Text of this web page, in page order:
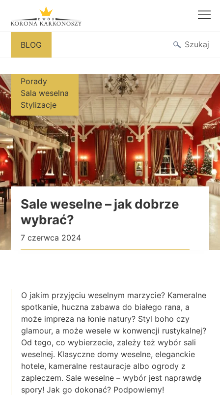
treści
BLOG
Sale weselne – jak dobrze
wybrać?
7 czerwca 2024
Porady
Sala weselna
Stylizacje
O jakim przyjęciu weselnym marzycie? Kameralne
spotkanie, huczna zabawa do białego rana, a
może impreza na łonie natury? Styl boho czy
glamour, a może wesele w konwencji rustykalnej?
Od tego, co wybierzecie, zależy też wybór sali
weselnej. Klasyczne domy weselne, eleganckie
hotele, kameralne restauracje albo ogrody z
zapleczem. Sale weselne – wybór jest naprawdę
spory! Jak go dokonać? Podpowiemy!